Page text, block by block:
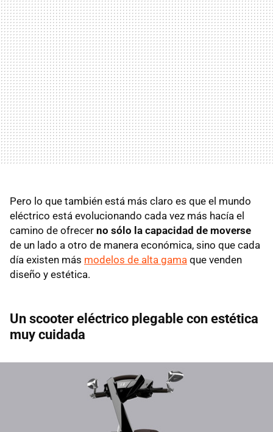
Pero lo que también está más claro es que el mundo
eléctrico está evolucionando cada vez más hacía el
camino de ofrecer no sólo la capacidad de moverse
de un lado a otro de manera económica, sino que cada
día existen más modelos de alta gama que venden
diseño y estética.
Un scooter eléctrico plegable con estética
muy cuidada